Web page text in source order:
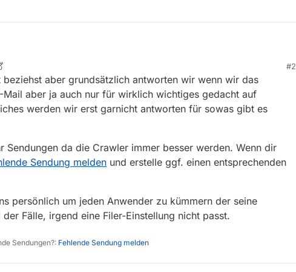
zu früher, aus den öffentlich rechtlichen Mediatheken ZDF usw. nicht
Erinnerungen, gesendet an “info@mediathekview.de”, garnicht
Gibt es dafür Gründe? Das verstehe ich nicht, denn der Vorgänger W. Xaver hatte immer unverzüglich geantwortet.
#2
aber grundsätzlich antworten wir wenn wir das
aber ja auch nur für wirklich wichtiges gedacht auf
werden wir erst garnicht antworten für sowas gibt es
da die Crawler immer besser werden. Wenn dir
Sendung melden und erstelle ggf. einen entsprechenden
persönlich um jeden Anwender zu kümmern der seine
Fälle, irgend eine Filer-Einstellung nicht passt.
Sendungen?: Fehlende Sendung melden